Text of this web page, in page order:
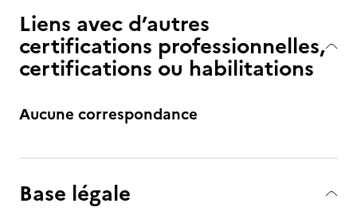
Liens avec d’autres
certifications professionnelles,
certifications ou habilitations
Aucune correspondance
Base légale